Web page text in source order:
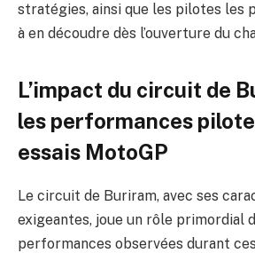
stratégies, ainsi que les pilotes les
à en découdre dès l’ouverture du
L’impact du circuit de
les performances
essais MotoGP
Le circuit de Buriram, avec ses
exigeantes, joue un rôle primordial
performances observées durant